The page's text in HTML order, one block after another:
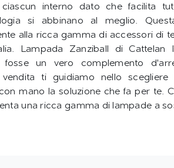
ciascun interno dato che facilita
si abbinano al meglio.
alla ricca gamma di accessori di
Lampada Zanziball di Cattelan
un vero complemento
ti guidiamo nello scegliere
mano la soluzione che fa per te.
una ricca gamma di lampade a